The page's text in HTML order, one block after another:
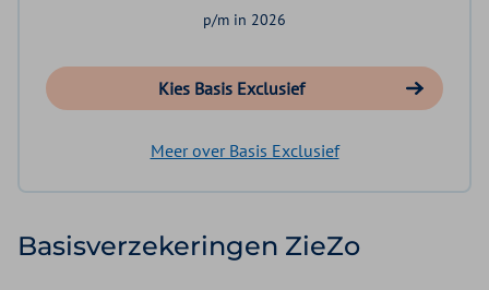
p/m in 2026
Kies Basis Exclusief
Meer over Basis Exclusief
Basisverzekeringen ZieZo